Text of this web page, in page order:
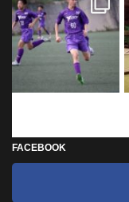
FACEBOOK